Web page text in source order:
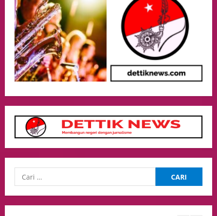
4
Presiden Prabowo dan PM Thailand
Sepakat Perkuat Stabilitas ketahan
ASEAN Melalui Penguatan Kerjasama
Kedua Negara.
04/08/2026
5
Event
MA Tegaskan Sinergi dengan KY Harus
Jaga Integritas Peradilan Tanpa Ganggu
opini
Menteri BPLH Moh. Jumhur Hidayat
Adakan Pertemuan Dengan Delegasi 6
lembaga investor, Berorientasi Untuk
Meningkatkan SDM
Harus Berprestasi, Berkarakter, dan